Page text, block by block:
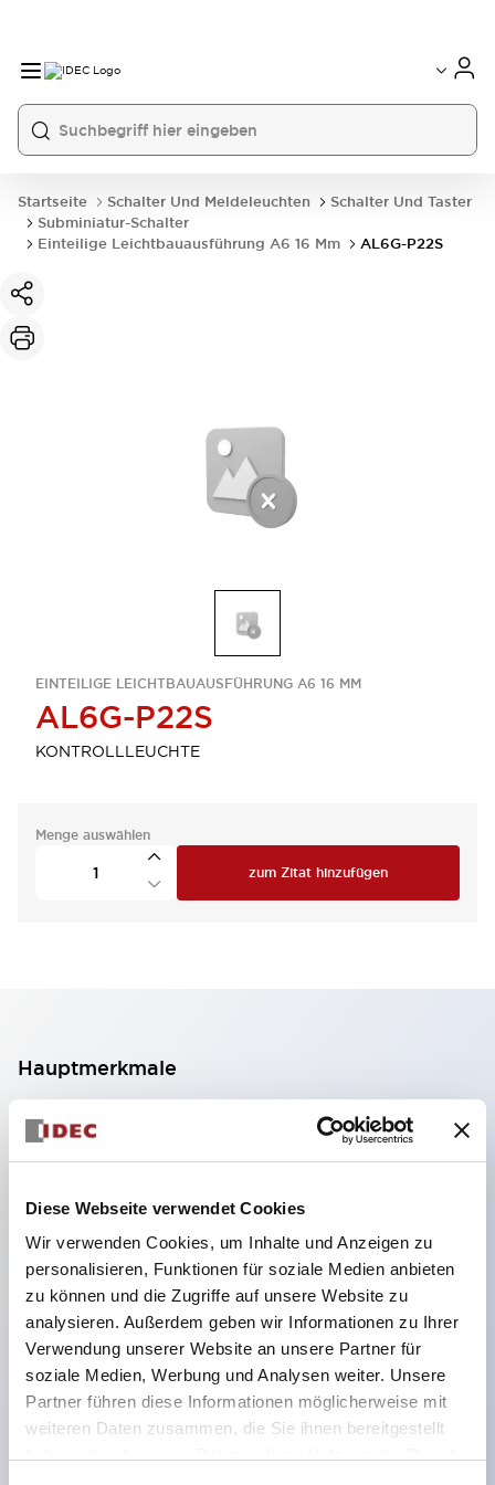
Diese Webseite verwendet Cookies
Wir verwenden Cookies, um Inhalte und Anzeigen zu
personalisieren, Funktionen für soziale Medien anbieten
zu können und die Zugriffe auf unsere Website zu
analysieren. Außerdem geben wir Informationen zu Ihrer
Verwendung unserer Website an unsere Partner für
soziale Medien, Werbung und Analysen weiter. Unsere
Partner führen diese Informationen möglicherweise mit
weiteren Daten zusammen, die Sie ihnen bereitgestellt
Startseite Schalter Und Meldeleuchten
Schalter Und Taster
Subminiatur-Schalter
Einteilige Leichtbauausführung A6 16 Mm
AL6G-P22S
EINTEILIGE LEICHTBAUAUSFÜHRUNG A6 16 MM
AL6G-P22S
KONTROLLLEUCHTE
Menge auswählen
zum Zitat hinzufügen
Hauptmerkmale
Geeignet für ein breites Anwendungsspektrum
von der Konsumelektronik bis zum FA-Bereich
Schutzarten IP40 und IP65 vollständig verfügbar
(IEC 60529)
UL- und CSA-zertifiziert. Entspricht EN (Europa)
Normen. CCC-zertifiziert (außer Anzeigeleuchten).
Mit speziellem Zubehör leicht auf Φ22 Flash-
Silhouette umstellbar